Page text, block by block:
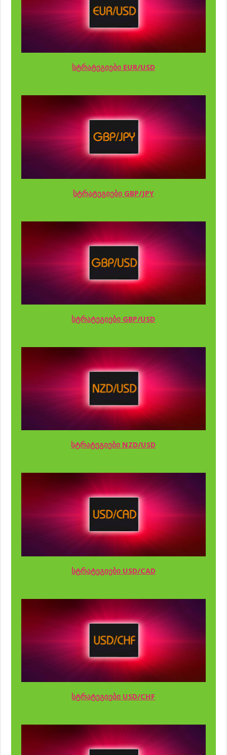
სტრატეგიები EUR/USD
სტრატეგიები GBP/JPY
სტრატეგიები GBP/USD
სტრატეგიები NZD/USD
სტრატეგიები USD/CAD
სტრატეგიები USD/CHF